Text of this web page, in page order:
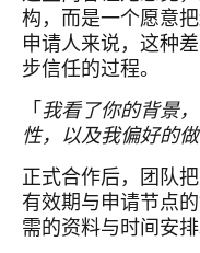
构，而是一个愿意
申请人来说，这种
步信任的过程。
「 我看了你的背景
性，以及我偏好的做
正式合作后，团队
有效期与申请节点
需的资料与时间安排